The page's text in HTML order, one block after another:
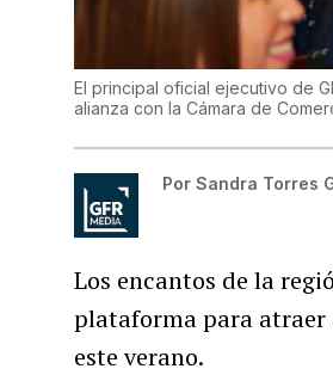
El principal oficial ejecutivo de
alianza con la Cámara de
Por Sandra Torres
Los encantos de la
plataforma para atraer
este verano.